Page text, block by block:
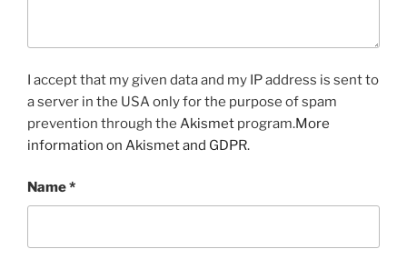
I accept that my given data and my IP address is sent to
a server in the USA only for the purpose of spam
prevention through the Akismet program.More
information on Akismet and GDPR.
Name*